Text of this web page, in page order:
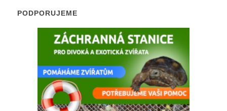
PODPORUJEME